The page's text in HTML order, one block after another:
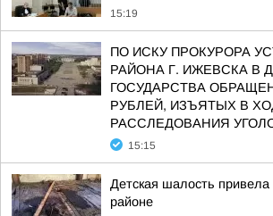
15:19
ПО ИСКУ ПРОКУРОРА
РАЙОНА Г. ИЖЕВСКА В
ГОСУДАРСТВА
РУБЛЕЙ, ИЗЪЯТЫХ В
РАССЛЕДОВАНИЯ
15:15
Детская шалость привела
районе